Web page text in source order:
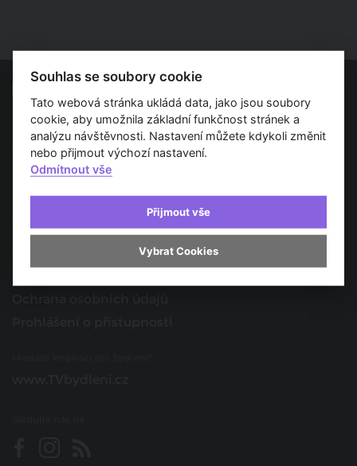
Spojujeme svět architektury
O nás
Provozovatel
Kontakt
Spolupracujte s námi
Souhlas se soubory cookie
Tato webová stránka ukládá data, jako jsou soubory
cookie, aby umožnila základní funkčnost stránek a
analýzu návštěvnosti. Nastavení můžete kdykoli změnit
nebo přijmout výchozí nastavení.
Odmítnout vše
Přijmout vše
Vybrat Cookies